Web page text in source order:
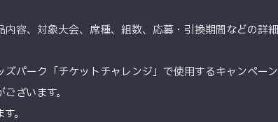
容、対象大会、席種、組数、応募・引換期間などの詳
パーク「チケットチャレンジ」で使用するキャンペーン
ざいます。
。